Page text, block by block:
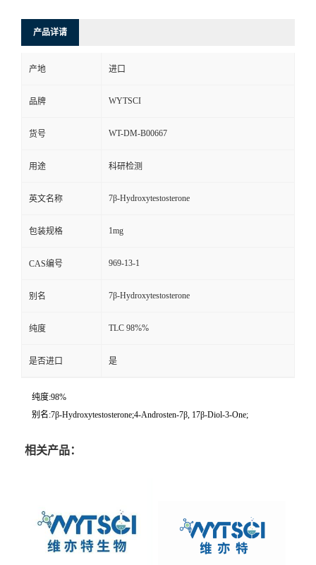
产品详请
产地 进口
品牌 WYTSCI
货号 WT-DM-B00667
用途 科研检测
英文名称 7β-Hydroxytestosterone
包装规格 1mg
CAS编号 969-13-1
别名 7β-Hydroxytestosterone
纯度 TLC 98%%
是否进口 是
纯度:98%
别名:7β-Hydroxytestosterone;4-Androsten-7β, 17β-Diol-3-One;
相关产品：